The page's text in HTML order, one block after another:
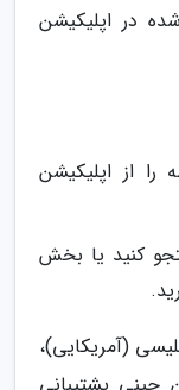
در اپلیکیشن
را از اپلیکیشن
کنید یا بخش
(آمریکایی)،